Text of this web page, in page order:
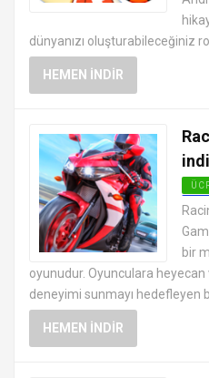
dünyanızı oluşturabileceğiniz
HEMEN İNDIR
bir
oyunudur. Oyunculara heyecan
deneyimi sunmayı hedefleyen
HEMEN İNDIR